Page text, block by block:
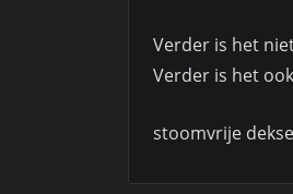
Verder is het
Verder is het
stoomvrije